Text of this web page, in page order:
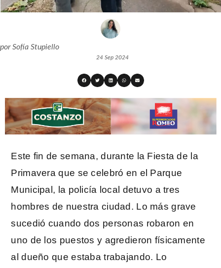
porSofía Stupiello
24 Sep 2024
Este fin de semana, durante la Fiesta de la
Primavera que se celebró en el Parque
Municipal, la policía local detuvo a tres
hombres de nuestra ciudad. Lo más grave
sucedió cuando dos personas robaron en
uno de los puestos y agredieron físicamente
al dueño que estaba trabajando. Lo